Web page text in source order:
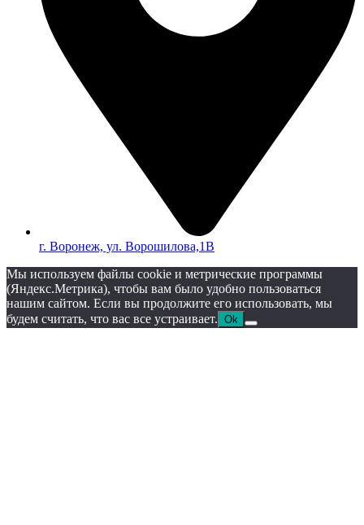
г. Воронеж, ул. Ворошилова,1В
Мы используем файлы cookie и метрические программы
(Яндекс.Метрика), чтобы вам было удобно пользоваться
нашим сайтом. Если вы продолжите его использовать, мы
будем считать, что вас все устраивает. Ok